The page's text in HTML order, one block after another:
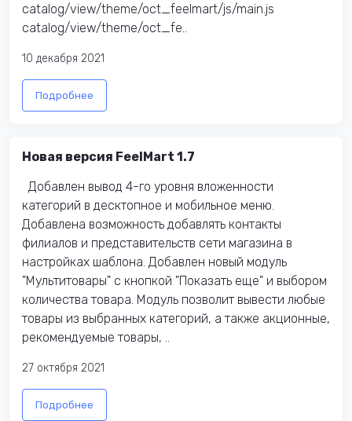
catalog/view/theme/oct_feelmart/js/main.js
catalog/view/theme/oct_fe..
10 декабря 2021
Подробнее
Новая версия FeelMart 1.7
Добавлен вывод 4-го уровня вложенности
категорий в десктопное и мобильное меню.
Добавлена возможность добавлять контакты
филиалов и представительств сети магазина в
настройках шаблона. Добавлен новый модуль
"Мультитовары" с кнопкой "Показать еще" и выбором
количества товара. Модуль позволит вывести любые
товары из выбранных категорий, а также акционные,
рекомендуемые товары, ..
27 октября 2021
Подробнее